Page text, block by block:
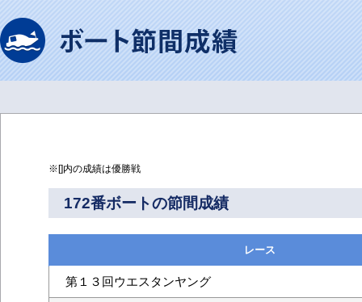
※[]内の成績は優勝戦
172番ボートの節間成績
レース
第１３回ウエスタンヤング